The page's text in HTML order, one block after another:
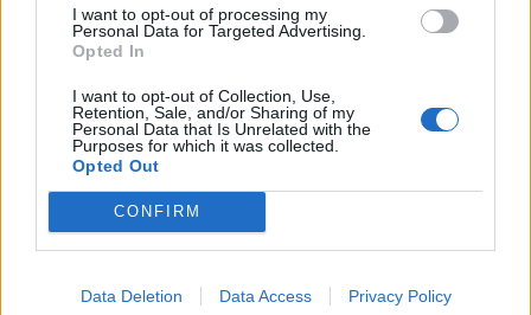
I want to opt-out of processing my
Personal Data for Targeted Advertising.
Opted In
I want to opt-out of Collection, Use,
Retention, Sale, and/or Sharing of my
Personal Data that Is Unrelated with the
Purposes for which it was collected.
Opted Out
CONFIRM
Data Deletion Data Access Privacy Policy
se jen u Ukrajiny. Česko a USA byly top nepřátelé
Ruska, před vpádem na Ukrajinu. Já si stejně myslím,
Krymem. Asi by prošlo, kdyby se Ukrajinci nebránili,
protože až pak se svět probudil a začal něco proti Rusku
dělat. Hodně tomu pomohl Zelensky, má špičkové
propracovanou rétoriku.